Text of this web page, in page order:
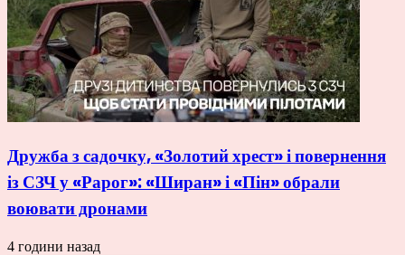
Дружба з садочку, «Золотий хрест» і повернення
із СЗЧ у «Рарог»: «Ширан» і «Пін» обрали
воювати дронами
4 години назад